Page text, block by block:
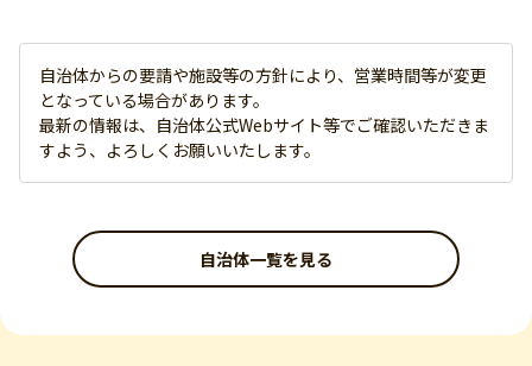
自治体からの要請や施設等の方針により、営業時間等が変更
となっている場合があります。
最新の情報は、自治体公式Webサイト等でご確認いただきま
すよう、よろしくお願いいたします。
自治体一覧を見る